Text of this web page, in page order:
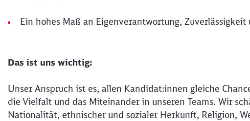
Ein hohes Maß an Eigenverantwortung,
Das ist uns wichtig:
Unser Anspruch ist es, allen Kandidat:innen gleiche
die Vielfalt und das Miteinander in unseren Teams. Wir
Nationalität, ethnischer und sozialer Herkunft, Religion,